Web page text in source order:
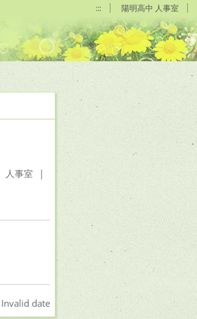
::: 陽明高中 人事室
人事室 |
Invalid date